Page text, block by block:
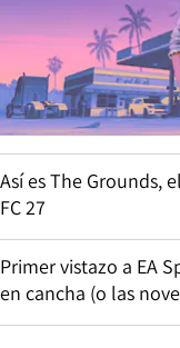
Así es The Grounds,
FC 27
Primer vistazo a EA
en cancha (o las